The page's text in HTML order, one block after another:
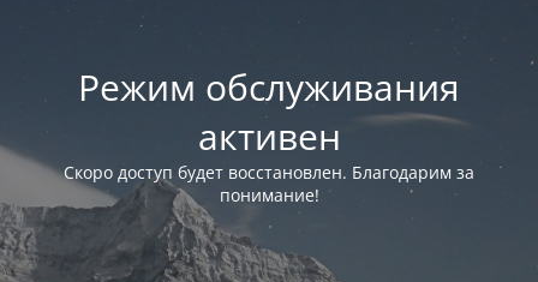
Режим обслуживания
активен
Скоро доступ будет восстановлен. Благодарим за
понимание!